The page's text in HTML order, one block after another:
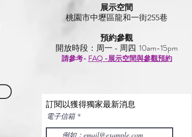
展示空間
​桃園市中壢區龍和一街255巷
預約參觀
開放時段：周一 - 周四 10am-15pm
請參考- FAQ -展示空間與參觀預約
訂閱以獲得獨家最新消息
電子信箱